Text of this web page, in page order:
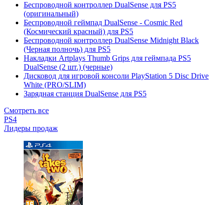
Беспроводной контроллер DualSense для PS5
(оригинальный)
Беспроводной геймпад DualSense - Cosmic Red
(Космический красный) для PS5
Беспроводной контроллер DualSense Midnight Black
(Черная полночь) для PS5
Накладки Artplays Thumb Grips для геймпада PS5
DualSense (2 шт.) (черные)
Дисковод для игровой консоли PlayStation 5 Disc Drive
White (PRO/SLIM)
Зарядная станция DualSense для PS5
Смотреть все
PS4
Лидеры продаж